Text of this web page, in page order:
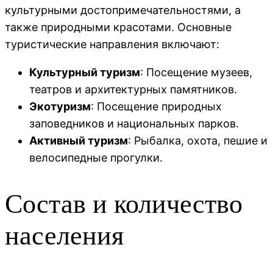
культурными достопримечательностями, а
также природными красотами. Основные
туристические направления включают:
Культурный туризм: Посещение музеев,
театров и архитектурных памятников.
Экотуризм: Посещение природных
заповедников и национальных парков.
Активный туризм: Рыбалка, охота, пешие и
велосипедные прогулки.
Состав и количество
населения